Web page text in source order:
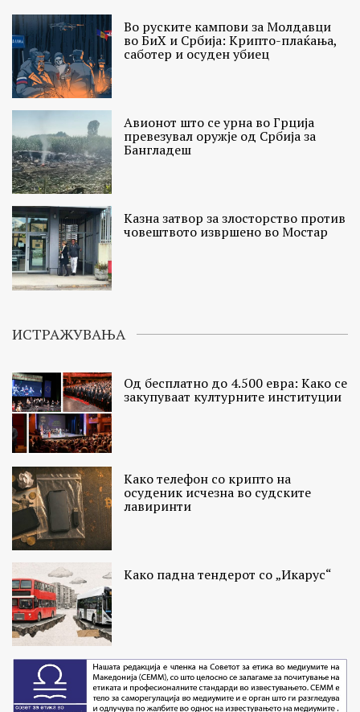
Во руските кампови за Молдавци
во БиХ и Србија: Крипто-плаќања,
саботер и осуден убиец
Авионот што се урна во Грција
превезувал оружје од Србија за
Бангладеш
Казна затвор за злосторство против
човештвото извршено во Мостар
ИСТРАЖУВАЊА
Од бесплатно до 4.500 евра: Како се
закупуваат културните институции
Како телефон со крипто на
осуденик исчезна во судските
лавиринти
Како падна тендерот со „Икарус“